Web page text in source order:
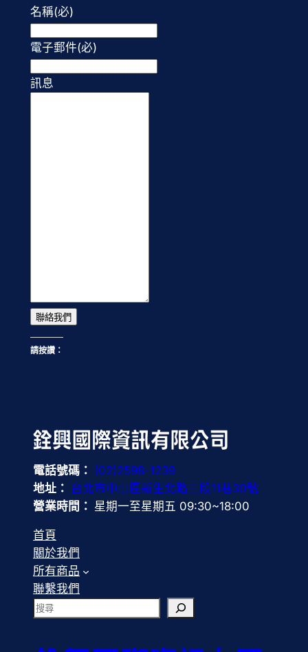
名稱(必)
電子郵件(必)
訊息
聯絡我們
請按讚：
電話號碼： (02)2598-1239
地址： 台北市中山區新生北路三段11巷30號
營業時間： 星期一至星期五 09:30~18:00
首頁
關於我們
所有商品
聯繫我們
搜